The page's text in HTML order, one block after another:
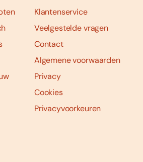
Klantenservice
Veelgestelde vragen
Contact
Algemene voorwaarden
Privacy
Cookies
Privacyvoorkeuren